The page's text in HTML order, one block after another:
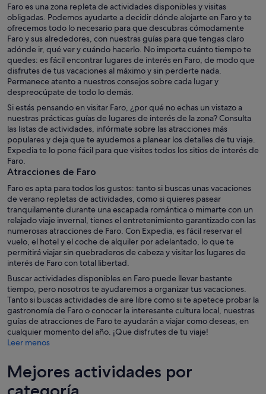
Faro es una zona repleta de actividades disponibles y visitas
obligadas. Podemos ayudarte a decidir dónde alojarte en Faro y te
ofrecemos todo lo necesario para que descubras cómodamente
Faro y sus alrededores, con nuestras guías para que tengas claro
adónde ir, qué ver y cuándo hacerlo. No importa cuánto tiempo te
quedes: es fácil encontrar lugares de interés en Faro, de modo que
disfrutes de tus vacaciones al máximo y sin perderte nada.
Permanece atento a nuestros consejos sobre cada lugar y
despreocúpate de todo lo demás.
Si estás pensando en visitar Faro, ¿por qué no echas un vistazo a
nuestras prácticas guías de lugares de interés de la zona? Consulta
las listas de actividades, infórmate sobre las atracciones más
populares y deja que te ayudemos a planear los detalles de tu viaje.
Expedia te lo pone fácil para que visites todos los sitios de interés de
Faro.
Atracciones de Faro
Faro es apta para todos los gustos: tanto si buscas unas vacaciones
de verano repletas de actividades, como si quieres pasear
tranquilamente durante una escapada romántica o mimarte con un
relajado viaje invernal, tienes el entretenimiento garantizado con las
numerosas atracciones de Faro. Con Expedia, es fácil reservar el
vuelo, el hotel y el coche de alquiler por adelantado, lo que te
permitirá viajar sin quebraderos de cabeza y visitar los lugares de
interés de Faro con total libertad.
Buscar actividades disponibles en Faro puede llevar bastante
tiempo, pero nosotros te ayudaremos a organizar tus vacaciones.
Tanto si buscas actividades de aire libre como si te apetece probar la
gastronomía de Faro o conocer la interesante cultura local, nuestras
guías de atracciones de Faro te ayudarán a viajar como deseas, en
cualquier momento del año. ¡Que disfrutes de tu viaje!
Leer menos
Mejores actividades por